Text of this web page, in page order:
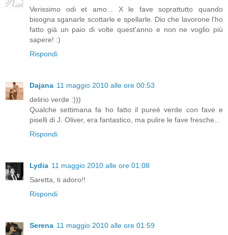
Verissimo odi et amo... X le fave soprattutto quando
bisogna sganarle scottarle e spellarle. Dio che lavorone l'ho
fatto già un paio di volte quest'anno e non ne voglio più
sapere! :)
Rispondi
Dajana 11 maggio 2010 alle ore 00:53
delirio verde :)))
Qualche settimana fa ho fatto il pureé verde con fave e
piselli di J. Oliver, era fantastico, ma pulire le fave fresche...
Rispondi
Lydia 11 maggio 2010 alle ore 01:08
Saretta, ti adoro!!
Rispondi
Serena 11 maggio 2010 alle ore 01:59